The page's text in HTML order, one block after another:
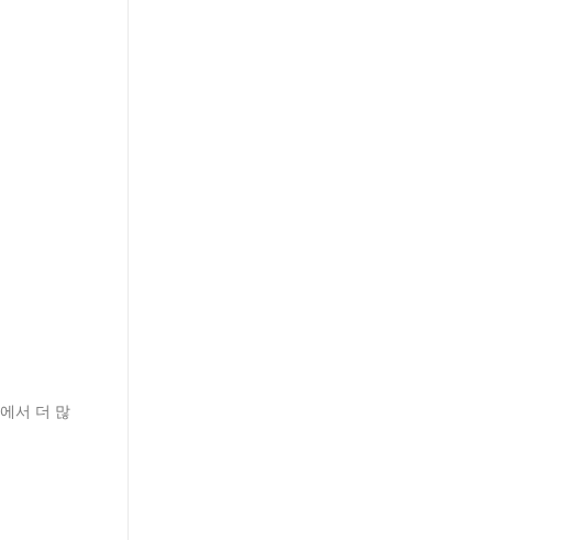
에서 더 많